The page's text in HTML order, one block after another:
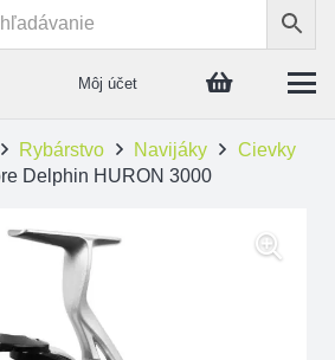
Môj účet
Rybárstvo Navijáky
Cievky
Delphin HURON 3000